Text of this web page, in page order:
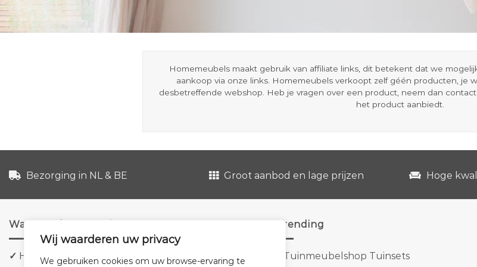
Wij waarderen uw privacy
We gebruiken cookies om uw browse-ervaring te
Homemeubels maakt gebruik van affiliate links, dit betekent dat we
aankoop via onze links. Homemeubels verkoopt zelf géén producten, je
desbetreffende webshop. Heb je vragen over een product, neem dan
het product aanbiedt.
Bezorging in NL & BE Groot aanbod en lage prijzen Hoge
Waarom shoppen via ons?
✓ Hoge kwaliteit meubels
Trending
Tuinmeubelshop Tuinsets